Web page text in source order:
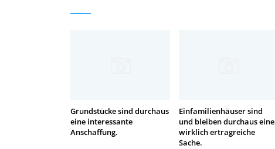
Grundstücke sind durchaus
eine interessante
Anschaffung.
Einfamilienhäuser sind
und bleiben durchaus eine
wirklich ertragreiche
Sache.